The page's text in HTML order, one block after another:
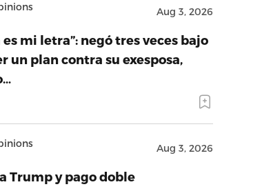
Aug 3, 2026
es mi letra”: negó tres veces bajo
un plan contra su exesposa,
Aug 3, 2026
Trump y pago doble